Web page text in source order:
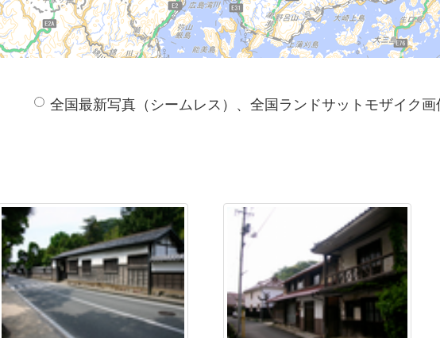
全国最新写真（シームレス）、全国ランドサットモザイク